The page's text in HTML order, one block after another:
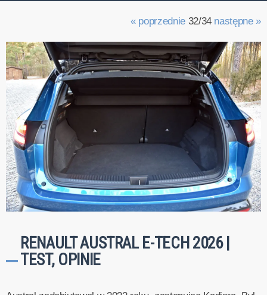
« poprzednie32/34 następne »
RENAULT AUSTRAL E-TECH 2026 |
TEST, OPINIE